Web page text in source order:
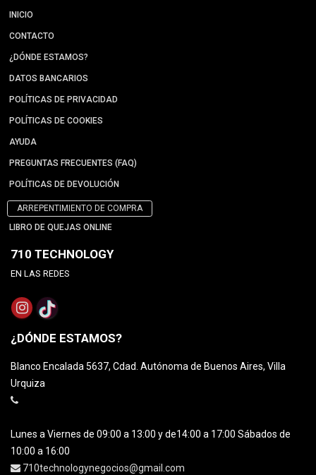
INICIO
CONTACTO
¿DÓNDE ESTAMOS?
DATOS BANCARIOS
POLÍTICAS DE PRIVACIDAD
POLÍTICAS DE COOKIES
AYUDA
PREGUNTAS FRECUENTES (FAQ)
POLÍTICAS DE DEVOLUCIÓN
ARREPENTIMIENTO DE COMPRA
LIBRO DE QUEJAS ONLINE
710 TECHNOLOGY
EN LAS REDES
¿DÓNDE ESTAMOS?
Blanco Encalada 5637, Cdad. Autónoma de Buenos Aires, Villa
Urquiza
Lunes a Viernes de 09:00 a 13:00 y de14:00 a 17:00 Sábados de
10:00 a 16:00
710technologynegocios@gmail.com